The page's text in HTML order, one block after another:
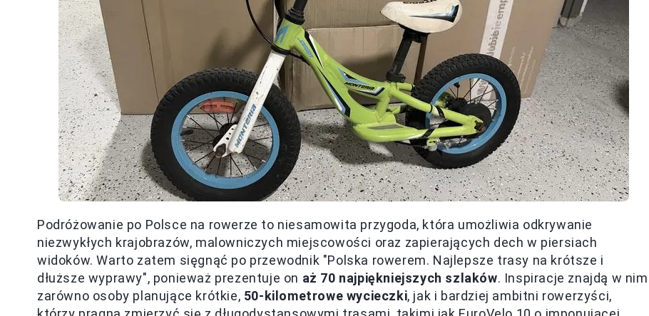
Podróżowanie po Polsce na rowerze to niesamowita przygoda, która umożliwia odkrywanie
niezwykłych krajobrazów, malowniczych miejscowości oraz zapierających dech w piersiach
widoków. Warto zatem sięgnąć po przewodnik "Polska rowerem. Najlepsze trasy na krótsze i
dłuższe wyprawy", ponieważ prezentuje on aż 70 najpiękniejszych szlaków. Inspiracje znajdą w nim
zarówno osoby planujące krótkie, 50-kilometrowe wycieczki, jak i bardziej ambitni rowerzyści,